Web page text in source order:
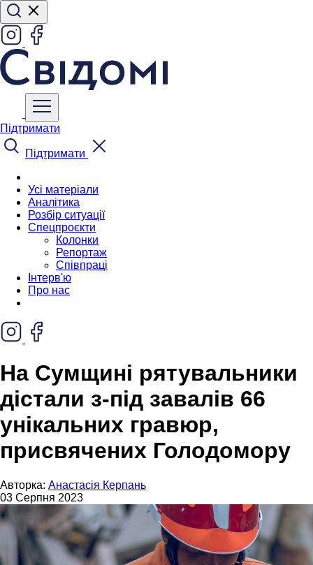
Підтримати
Підтримати
Усі матеріали
Аналітика
Розбір ситуації
Спецпроєкти
Колонки
Репортаж
Співпраці
Інтерв'ю
Про нас
На Сумщині рятувальники
дістали з-під завалів 66
унікальних гравюр,
присвячених Голодомору
Авторка: Анастасія Керпань
03 Серпня 2023